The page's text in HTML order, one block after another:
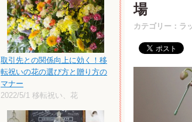
場
カテゴリー：ラ
取引先との関係向上に効く！移
転祝いの花の選び方と贈り方の
マナー
2022/5/1 移転祝い、花